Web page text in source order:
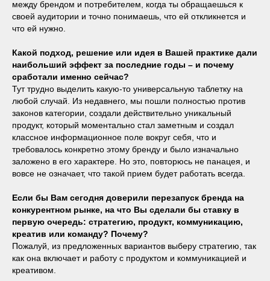
между брендом и потребителем, когда ты обращаешься к
своей аудитории и точно понимаешь, что ей откликнется и
что ей нужно.
Какой подход, решение или идея в Вашей практике дали
наибольший эффект за последние годы – и почему
сработали именно сейчас?
Тут трудно выделить какую-то универсальную таблетку на
любой случай. Из недавнего, мы пошли полностью против
законов категории, создали действительно уникальный
продукт, который моментально стал заметным и создал
классное информационное поле вокруг себя, что и
требовалось конкретно этому бренду и было изначально
заложено в его характере. Но это, повторюсь не панацея, и
вовсе не означает, что такой прием будет работать всегда.
Если бы Вам сегодня доверили перезапуск бренда на
конкурентном рынке, на что Вы сделали бы ставку в
первую очередь: стратегию, продукт, коммуникацию,
креатив или команду? Почему?
Пожалуй, из предложенных вариантов выберу стратегию, так
как она включает и работу с продуктом и коммуникацией и
креативом.